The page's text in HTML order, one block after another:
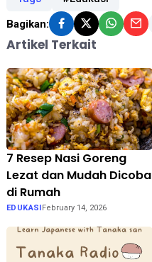
Bagikan:
Artikel Terkait
7 Resep Nasi Goreng
Lezat dan Mudah Dicoba
di Rumah
EDUKASIFebruary 14, 2026